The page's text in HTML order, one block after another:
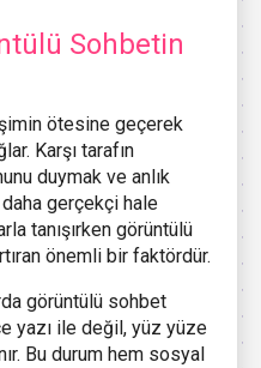
Sohbetin
ötesine geçerek
Karşı tarafın
duymak ve anlık
gerçekçi hale
tanışırken görüntülü
önemli bir faktördür.
görüntülü sohbet
yazı ile değil, yüz yüze
Bu durum hem sosyal